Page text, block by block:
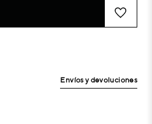
Envíos y devoluciones